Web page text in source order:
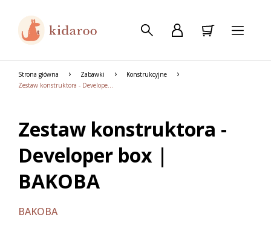
Strona główna Zabawki
Konstrukcyjne
Zestaw konstruktora - Developer box | BAKOBA
Zestaw konstruktora -
Developer box |
BAKOBA
BAKOBA